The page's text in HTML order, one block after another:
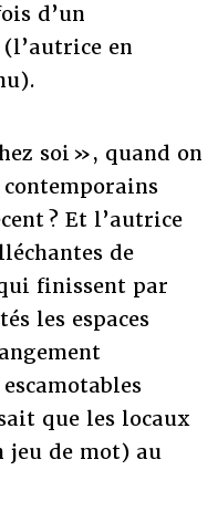
d’un
en
soi », quand on
? Et l’autrice
de
finissent par
les espaces
que les locaux
jeu de mot) au